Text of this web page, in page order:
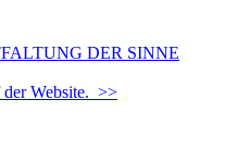
DER SINNE
der Website. >>